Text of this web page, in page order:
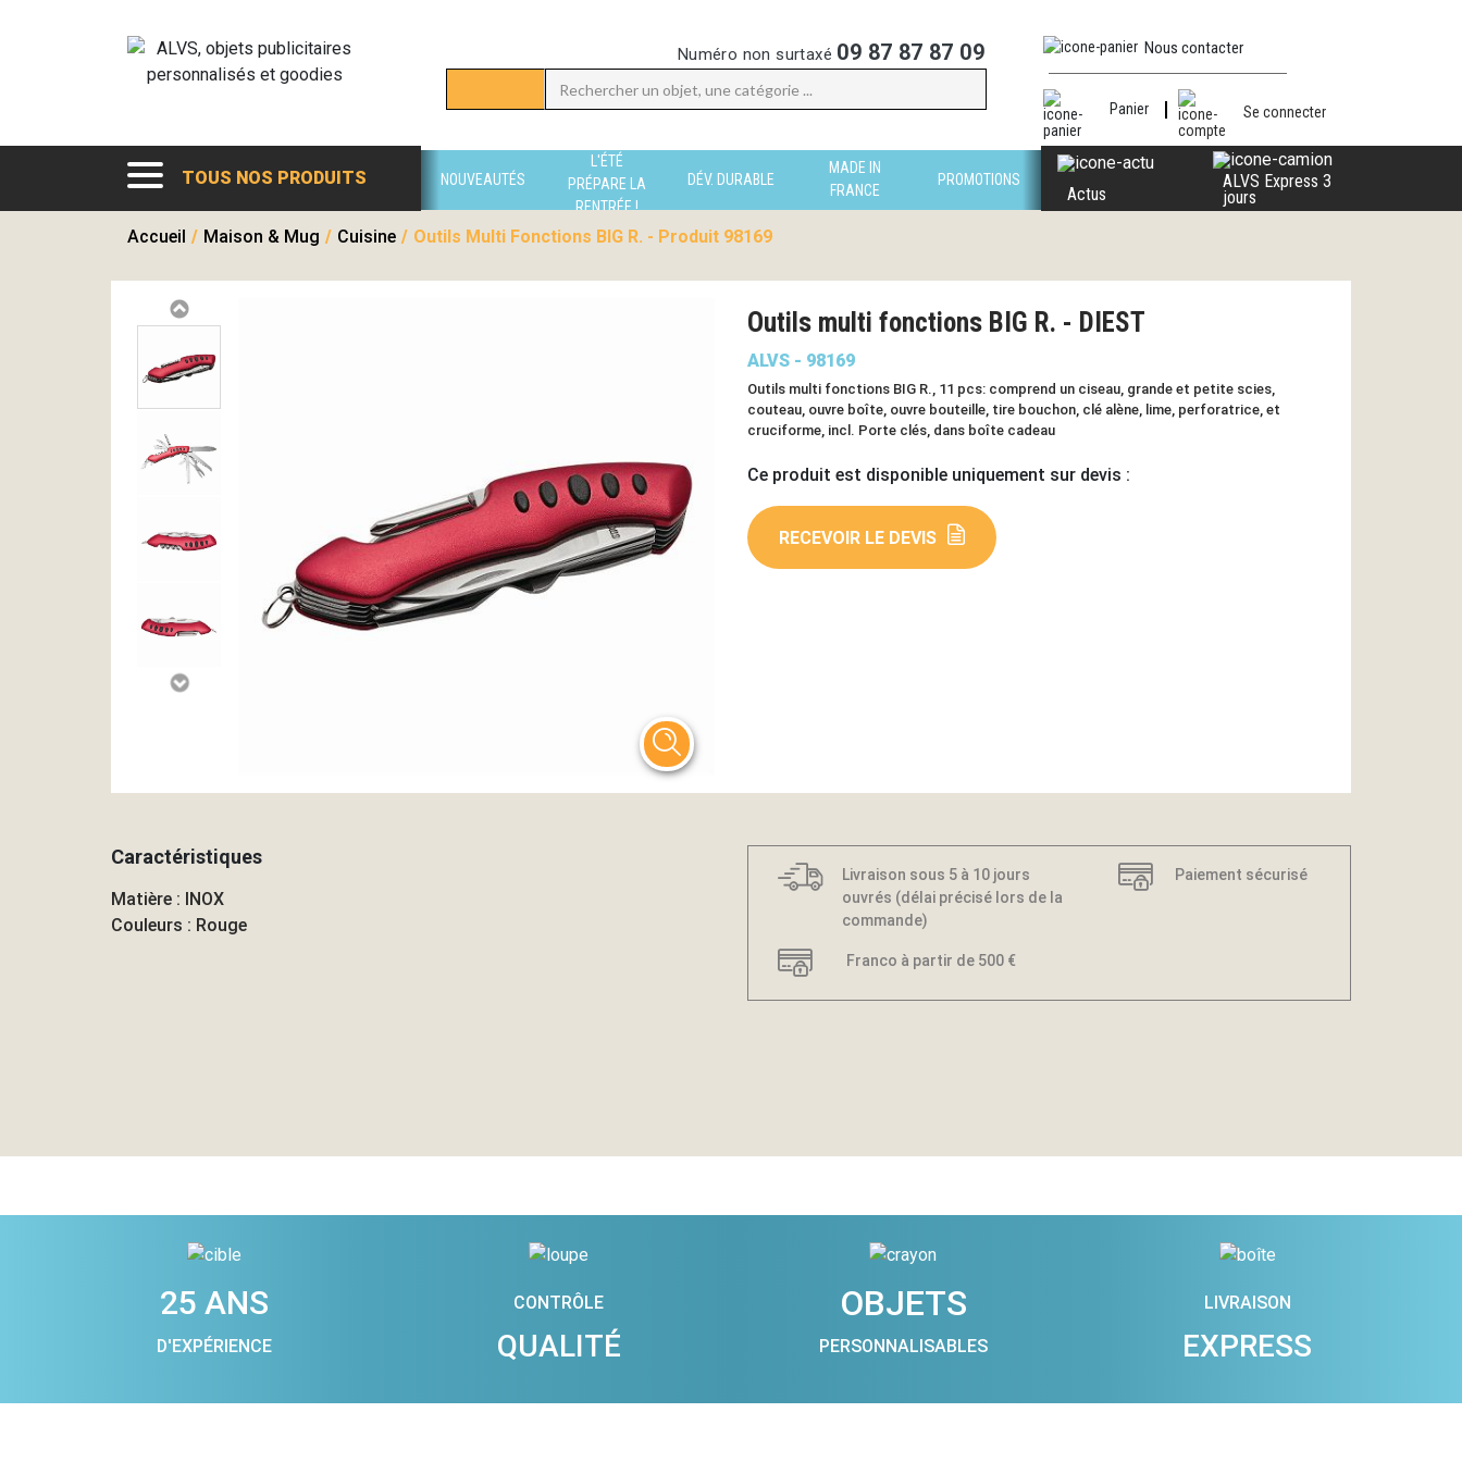
Numéro non surtaxé 09 87 87 87 09 Nous contacter
Panier Se connecter
TOUS NOS PRODUITS NOUVEAUTÉS
L'ÉTÉ
PRÉPARE LA
RENTRÉE !
DÉV. DURABLE
MADE IN
FRANCE
PROMOTIONS
Actus
ALVS Express 3
jours
Accueil / Maison & Mug / Cuisine / Outils Multi Fonctions BIG R. - Produit 98169
Outils multi fonctions BIG R. - DIEST
ALVS - 98169
Outils multi fonctions BIG R., 11 pcs: comprend un ciseau, grande et petite scies,
couteau, ouvre boîte, ouvre bouteille, tire bouchon, clé alène, lime, perforatrice, et
cruciforme, incl. Porte clés, dans boîte cadeau
Ce produit est disponible uniquement sur devis :
RECEVOIR LE DEVIS
Caractéristiques
Matière : INOX
Couleurs : Rouge
Livraison sous 5 à 10 jours
ouvrés (délai précisé lors de la
commande)
Paiement sécurisé
Franco à partir de 500 €
25 ANS
D'EXPÉRIENCE
CONTRÔLE
QUALITÉ
OBJETS
PERSONNALISABLES
LIVRAISON
EXPRESS